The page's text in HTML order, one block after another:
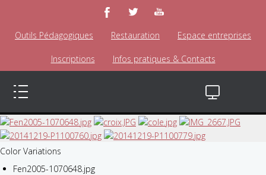
Outils Pédagogiques Restauration Espace entreprises
Inscriptions Infos pratiques & Contacts
Color Variations
Fen2005-1070648.jpg